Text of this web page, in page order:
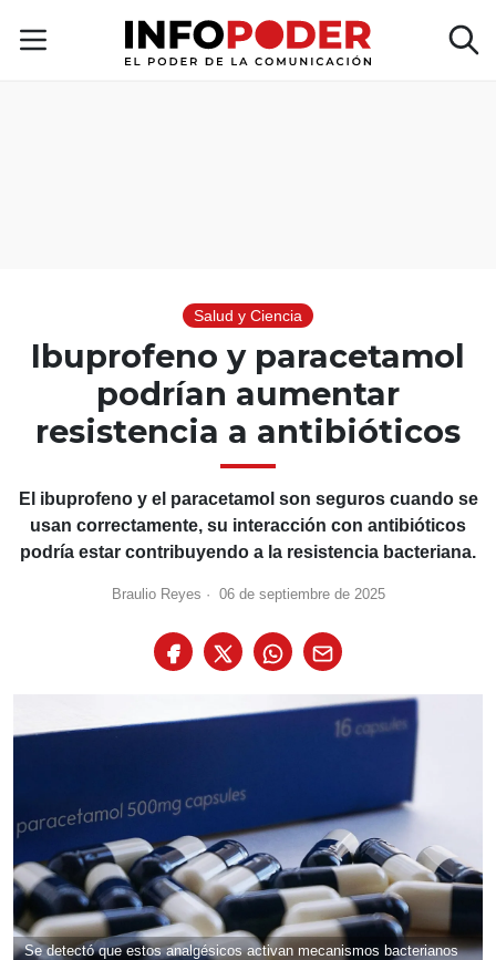
Salud y Ciencia
Ibuprofeno y paracetamol
podrían aumentar
resistencia a antibióticos
El ibuprofeno y el paracetamol son seguros cuando se
usan correctamente, su interacción con antibióticos
podría estar contribuyendo a la resistencia bacteriana.
Braulio Reyes · 06 de septiembre de 2025
Se detectó que estos analgésicos activan mecanismos bacterianos